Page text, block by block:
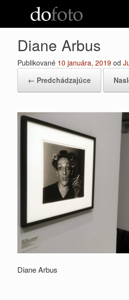
Diane Arbus
Publikované 10 januára, 2019 od
← Predchádzajúce
Diane Arbus